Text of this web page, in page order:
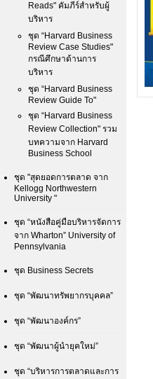
Reads" คัมภีร์สำหรับผู้
บริหาร
ชุด “Harvard Business
Review Case Studies"
กรณีศึกษาด้านการ
บริหาร
ชุด “Harvard Business
Review Guide To"
ชุด “Harvard Business
Review Collection" รวม
บทความจาก Harvard
Business School
ชุด "สุดยอดการตลาด จาก
Kellogg Northwestern
University "
ชุด “หนังสือคู่มือบริหารจัดการ
จาก Wharton” University of
Pennsylvania
ชุด Business Secrets
ชุด “พัฒนาทรัพยากรบุคคล”
ชุด “พัฒนาองค์กร”
ชุด “พัฒนาผู้นำยุคใหม่”
ชุด “บริหารการตลาดและการ